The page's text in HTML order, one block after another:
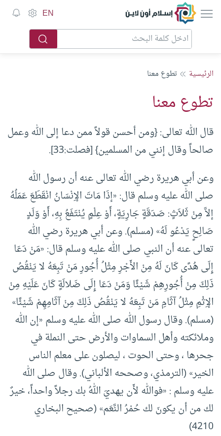
إسلام أون لاين EN
الرئيسية تطوع معنا
تطوع معنا
قال الله تعالى: {ومن أحسن قولاً ممن دعا إلى الله وعمل
صالحاً وقال إنني من المسلمين} [فصلت:33].
وعن أبي هريرة رضي الله تعالى عنه أن رسول الله
صلى الله عليه وسلم قال: «إذَا مَاتَ الإِنْسَانُ انْقَطَعَ عَمَلُهُ
إلاَّ مِنْ ثَلاَثٍ: صَدَقَةٍ جَارِيَةٍ، أَوْ عِلْمٍ يُنْتَفَعُ بِهِ، أَوْ وَلَدٍ
صَالِحٍ يَدْعُو لَهُ» (مسلم). وعن أبي هريرة رضي الله
تعالى عنه أن النبي صلى الله عليه وسلم قال: «مَنْ دَعَا
إِلَى هُدًى كَانَ لَهُ مِنْ الأَجْرِ مِثْلُ أُجُورِ مَنْ تَبِعَهُ لا يَنْقُصُ
ذَلِكَ مِنْ أُجُورِهِمْ شَيْئًا وَمَنْ دَعَا إِلَى ضَلالَةٍ كَانَ عَلَيْهِ مِنْ
الإِثْمِ مِثْلُ آثَامِ مَنْ تَبِعَهُ لا يَنْقُصُ ذَلِكَ مِنْ آثَامِهِمْ شَيْئًا»
(مسلم). وقال رسول الله صلى الله عليه وسلم «إن الله
وملائكته وأهل السماوات والأرض حتى النملة في
جحرها ، وحتى الحوت ، ليصلون على معلم الناس
الخير» (الترمذي، وصححه الألباني). وقال صلى الله
عليه وسلم : «فوالله لأَن يهديَ اللهُ بك رجلاً واحداً، خيرٌ
لك من أن يكونَ لك حُمْرُ النَّعَم» (صحيح البخاري
4210)